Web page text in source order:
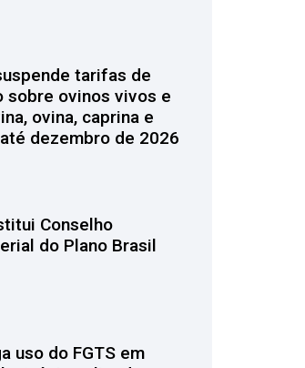
tarifas de
sobre ovinos vivos e
ovina, caprina e
dezembro de 2026
Conselho
do Plano Brasil
uso do FGTS em